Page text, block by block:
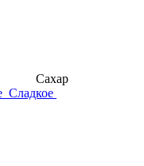
Сахар
Сладкое